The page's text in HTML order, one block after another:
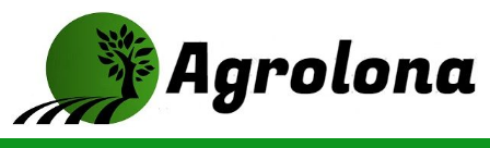
conteúdo